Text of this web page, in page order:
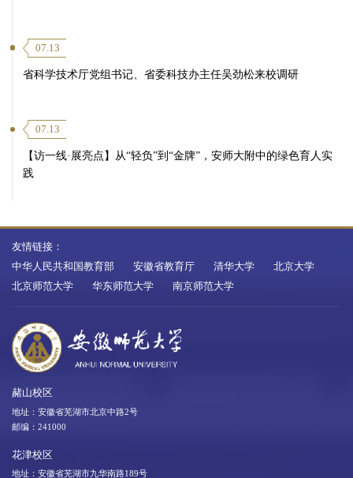
07.13
省科学技术厅党组书记、省委科技办主任吴劲松来校调研
07.13
【访一线·展亮点】从“轻负”到“金牌”，安师大附中的绿色育人实
践
友情链接：
中华人民共和国教育部
安徽省教育厅 清华大学
北京大学
北京师范大学
华东师范大学 南京师范大学
赭山校区
地址：安徽省芜湖市北京中路2号
邮编：241000
花津校区
地址：安徽省芜湖市九华南路189号